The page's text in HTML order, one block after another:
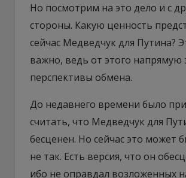
Но посмотрим на это дело и с
стороны. Какую ценность
сейчас Медведчук для Путина?
важно, ведь от этого напрямую
перспективы обмена.
До недавнего времени было
считать, что Медведчук для
бесценен. Но сейчас это может
не так. Есть версия, что он
ибо не оправдал возложенных